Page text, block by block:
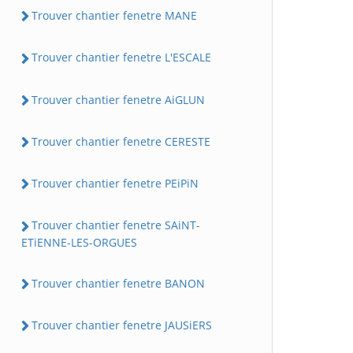
Trouver chantier fenetre MANE
Trouver chantier fenetre L'ESCALE
Trouver chantier fenetre AiGLUN
Trouver chantier fenetre CERESTE
Trouver chantier fenetre PEiPiN
Trouver chantier fenetre SAiNT-
ETiENNE-LES-ORGUES
Trouver chantier fenetre BANON
Trouver chantier fenetre JAUSiERS